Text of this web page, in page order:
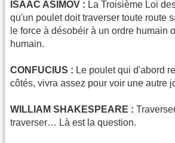
ISAAC ASIMOV : La Troisième Loi
qu'un poulet doit traverser toute route
le force à désobéir à un ordre humain
humain.
CONFUCIUS : Le poulet qui d'abord
côtés, vivra assez pour voir une autre
WILLIAM SHAKESPEARE :
traverser… Là est la question.